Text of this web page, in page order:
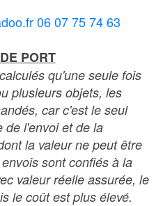
06 07 75 74 63
PORT
qu'une seule fois
plusieurs objets, les
car c'est le seul
de l'envoi et de la
la valeur ne peut être
sont confiés à la
valeur réelle assurée, le
le coût est plus élevé.